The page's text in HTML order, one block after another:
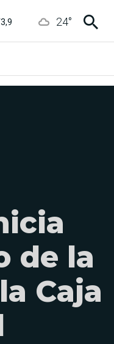
/7200
24°
de la
Caja